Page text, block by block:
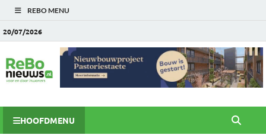
REBO MENU
20/07/2026
HOOFDMENU